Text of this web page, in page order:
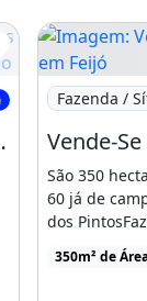
DE
NO
de Terra em
Acre
Imagem:
Fazenda /
São 350
60 já de
dos
venda com
consulta,
350m² de